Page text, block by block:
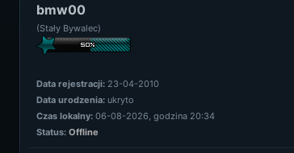
bmw00
(Stały Bywalec)
Data rejestracji: 23-04-2010
Data urodzenia: ukryto
Czas lokalny: 06-08-2026, godzina 20:34
Status: Offline